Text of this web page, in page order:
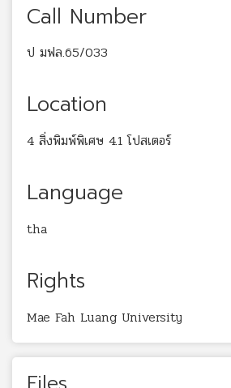
Call Number
ป มฟล.65/033
Location
4 สิ่งพิมพ์พิเศษ 4.1 โปสเตอร์
Language
tha
Rights
Mae Fah Luang University